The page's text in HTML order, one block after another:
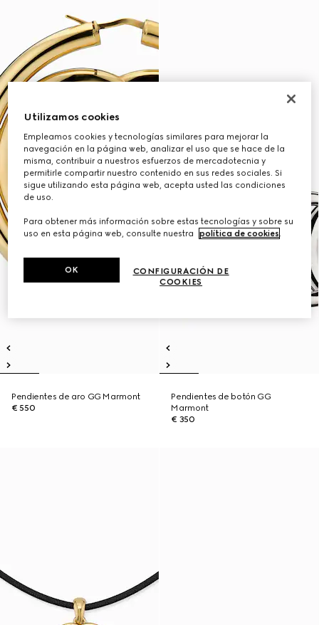
Pendientes de aro GG Marmont
€ 550
Pendientes de botón GG
Marmont
€ 350
Utilizamos cookies
Empleamos cookies y tecnologías similares para mejorar la
navegación en la página web, analizar el uso que se hace de la
misma, contribuir a nuestros esfuerzos de mercadotecnia y
permitirle compartir nuestro contenido en sus redes sociales. Si
sigue utilizando esta página web, acepta usted las condiciones
de uso.
Para obtener más información sobre estas tecnologías y sobre su
uso en esta página web, consulte nuestra
política de cookies.
CONFIGURACIÓN DE
COOKIES
OK